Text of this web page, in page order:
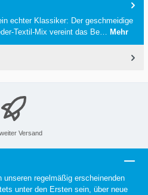
echter Klassiker: Der geschmeidige
Textil-Mix vereint das Be… Mehr
Versand
regelmäßig erscheinenden
unter den Ersten sein, über neue